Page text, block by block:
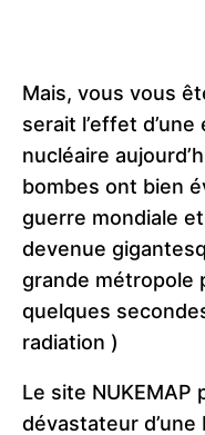
Mais, vous vous
serait l’effet
nucléaire
bombes ont bien
guerre mondiale
devenue
grande métropole
quelques
radiation )
Le site NUKEMAP
dévastateur